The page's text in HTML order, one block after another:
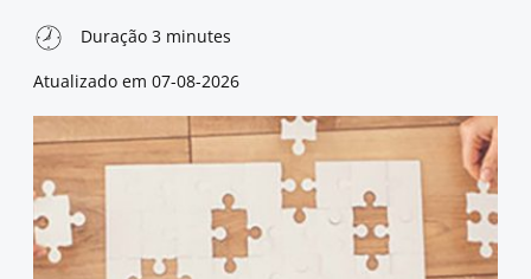
Duração 3 minutes
Atualizado em 07-08-2026